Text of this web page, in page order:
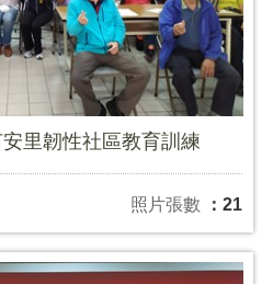
里韌性社區教育訓練
照片張數 ：21